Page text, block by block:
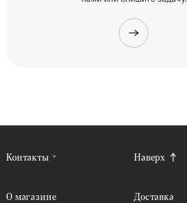
Контакты
О магазине
Доставка
Наверх